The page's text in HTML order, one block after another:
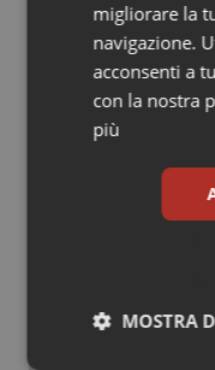
Tumore
Tumori del
Tumori
nel
migliorare la
navigazione.
acconsenti a
con la nostra
più
MOSTRA